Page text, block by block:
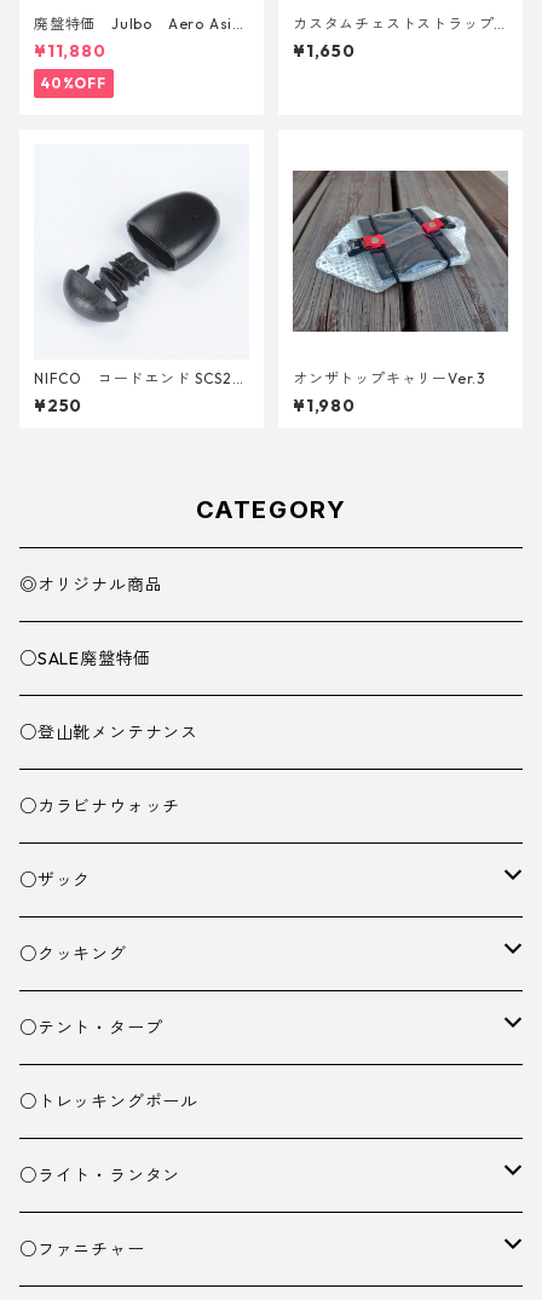
廃盤特価 Julbo Aero Asia
nFit
¥11,880
40%OFF
カスタムチェストストラップ V
er.2
¥1,650
NIFCO コードエンド SCS2
(5個入り)
¥250
オンザトップキャリーVer.3
¥1,980
CATEGORY
◎オリジナル商品
○SALE廃盤特価
○登山靴メンテナンス
○カラビナウォッチ
○ザック
ザック
スタッフバッグ
ザック小物
○クッキング
クッカー
バーナー
カトラリー
クッキング小物
○テント・タープ
テント
タープ
ペグ・ハンマー・小物
○トレッキングポール
○ライト・ランタン
ライト
○ファニチャー